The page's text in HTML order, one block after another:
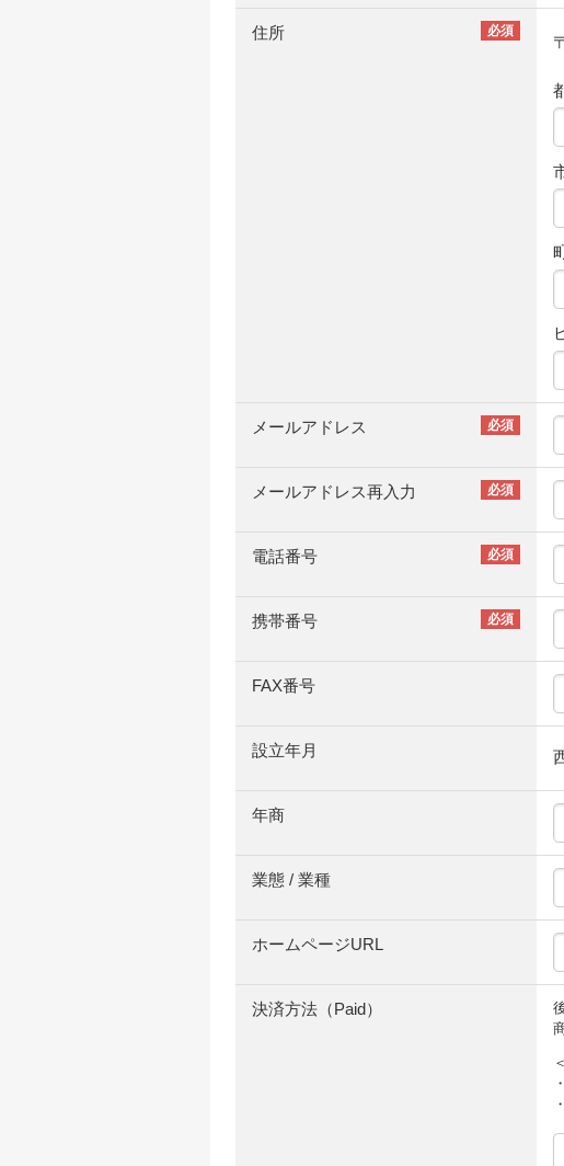
住所
〒
メールアドレス
メールアドレス再入力
電話番号
携帯番号
FAX番号
設立年月
年商
業態 / 業種
ホームページURL
決済方法（Paid）